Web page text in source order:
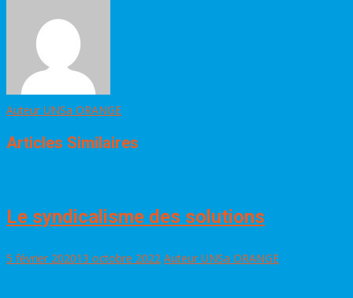
Auteur UNSa ORANGE
Articles Similaires
Le syndicalisme des solutions
5 février 202013 octobre 2022 Auteur UNSa ORANGE